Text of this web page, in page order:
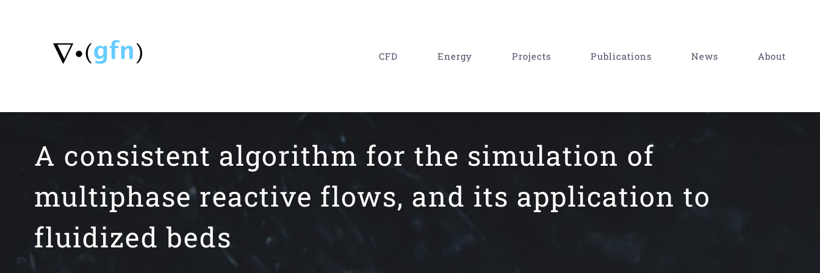
CFD Energy Projects Publications News About
A consistent algorithm for the simulation of
multiphase reactive flows, and its application to
fluidized beds